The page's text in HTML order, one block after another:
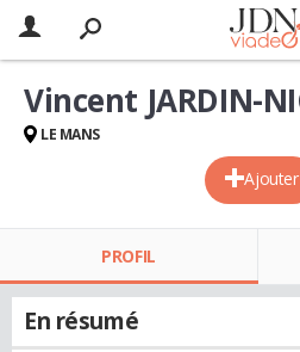
Ajouter
Vincent JARDIN-
LE MANS
PROFIL
En résumé